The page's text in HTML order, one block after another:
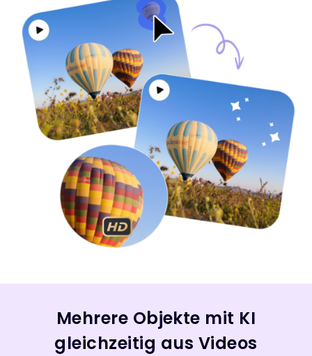
Mehrere Objekte mit KI
gleichzeitig aus Videos